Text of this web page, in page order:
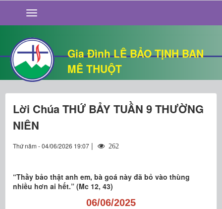
Gia Đình LÊ BẢO TỊNH BAN
MÊ THUỘT
GIỚI THIỆU
TIN TỨC
SỐNG ĐẠO
CHUYỆN NHÀ
QUÁN VĂN
THƯ GIÃN
Lời Chúa THỨ BẢY TUẦN 9 THƯỜNG
NIÊN
Thứ năm - 04/06/2026 19:07 | 262
“Thầy bảo thật anh em, bà goá này đã bỏ vào thùng
nhiều hơn ai hết.” (Mc 12, 43)
06/06/2025